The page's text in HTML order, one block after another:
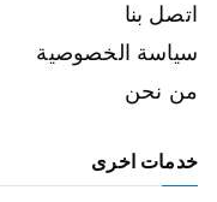
اتصل بنا
سياسة الخصوصية
من نحن
خدمات اخرى